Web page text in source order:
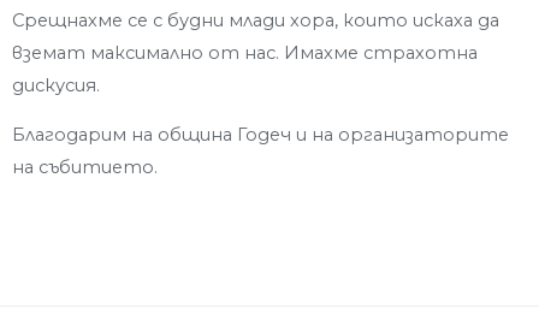
Срещнахме се с будни млади хора, които искаха да
вземат максимално от нас. Имахме страхотна
дискусия.
Благодарим на община Годеч и на организаторите
на събитието.